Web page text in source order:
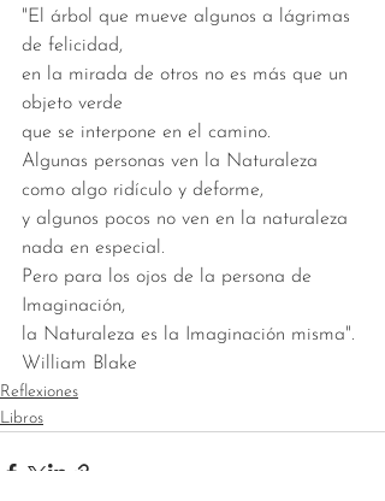
"El árbol que mueve algunos a lágrimas
de felicidad,
en la mirada de otros no es más que un
objeto verde
que se interpone en el camino.
Algunas personas ven la Naturaleza
como algo ridículo y deforme,
y algunos pocos no ven en la naturaleza
nada en especial.
Pero para los ojos de la persona de
Imaginación,
la Naturaleza es la Imaginación misma".
William Blake
Reflexiones
Libros